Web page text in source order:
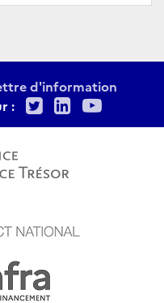
d'information
:
TwitterLinkedIn